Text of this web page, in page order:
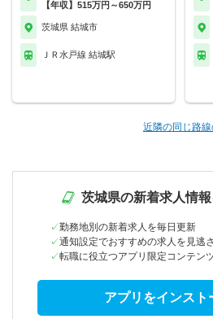
【年収】515万円～650万円
茨城県 結城市
ＪＲ水戸線 結城駅
近隣の同じ路
茨城県の新着求人情
勤務地別の新着求人を毎日更新
通知設定でおすすめの求人を見逃
転職に役立つアプリ限定コンテン
アプリをインスト